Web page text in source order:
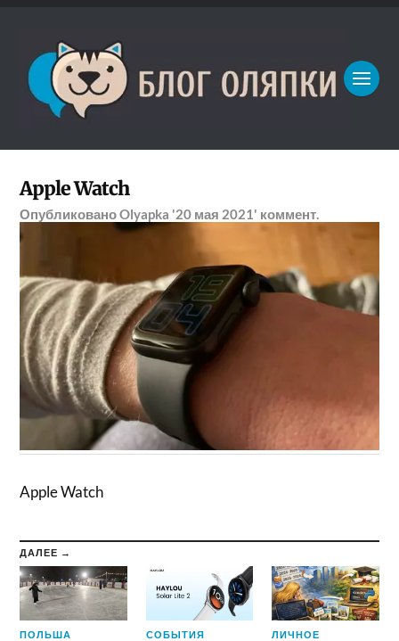
Apple Watch
ОпубликованоOlyapka '20 мая 2021' коммент.
Apple Watch
ДАЛЕЕ →
ПОЛЬША СОБЫТИЯ ЛИЧНОЕ